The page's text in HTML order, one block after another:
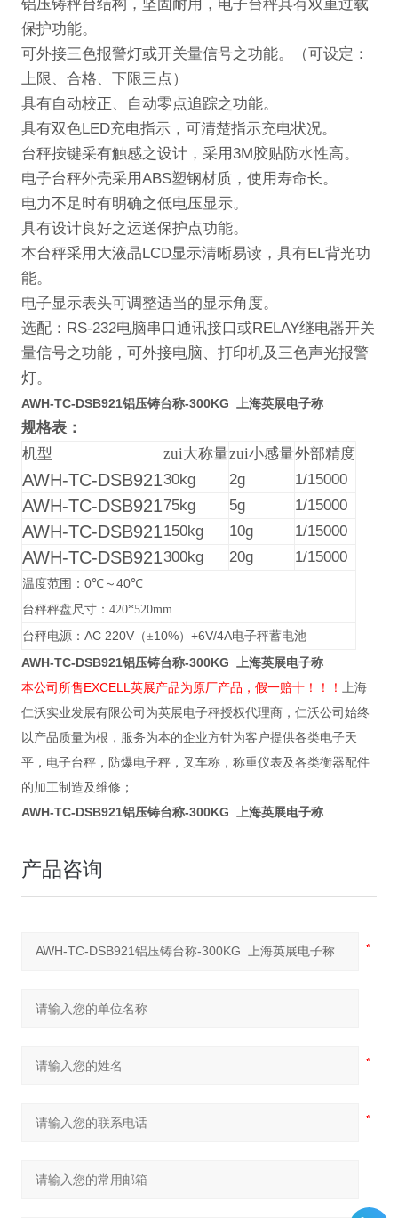
铝压铸秤台结构，坚固耐用，电子台秤具有双重过载
保护功能。
可外接三色报警灯或开关量信号之功能。（可设定：
上限 、合格、下限三点）
具有自动校正、自动零点追踪之功能。
具有双色LED充电指示，可清楚指示充电状况。
台秤按键采有触感之设计，采用3M胶贴防水性高。
电子台秤外壳采用ABS塑钢材质，使用寿命长。
电力不足时有明确之低电压显示。
具有设计良好之运送保护点功能。
本台秤采用大液晶 LCD显示清晰易读，具有EL背光功
能。
电子显示表头可调整适当的显示角度。
选配： RS-232电脑串口通讯接口 或RELAY继电器开关
量信号之功能，可外接电脑、打印机及三色声光报警
灯。
AWH-TC-DSB921铝压铸台称-300KG 上海英展电子称
规格表：
机型
zui大称量zui小感量外部精度
AWH-TC-DSB92130kg 2g 1/15000
AWH-TC-DSB92175kg 5g 1/15000
AWH-TC-DSB921150kg 10g 1/15000
AWH-TC-DSB921300kg 20g 1/15000
温度范围： 0℃～ 40℃
台秤秤盘尺寸：420*520mm
台秤电源： AC 220V（±10%） +6V/4A电子秤蓄电池
AWH-TC-DSB921铝压铸台称-300KG 上海英展电子称
本公司所售EXCELL英展产品为原厂产品，假一赔十！！！ 上海
仁沃实业发展有限公司为英展电子秤授权代理商，仁沃公司始终
以产品质量为根，服务为本的企业方针为客户提供各类电子天
平，电子台秤，防爆电子秤，叉车称，称重仪表及各类衡器配件
的加工制造及维修；
AWH-TC-DSB921铝压铸台称-300KG 上海英展电子称
产品咨询